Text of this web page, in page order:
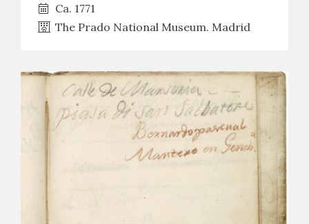
Ca. 1771
The Prado National Museum. Madrid